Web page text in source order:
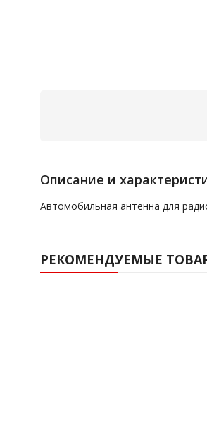
Описание и
Автомобильная антенна для
РЕКОМЕНДУЕМЫЕ